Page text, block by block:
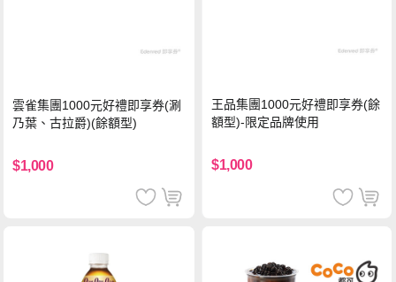
雲雀集團1000元好禮即享券(涮
乃葉、古拉爵)(餘額型)
$1,000
王品集團1000元好禮即享券(餘
額型)-限定品牌使用
$1,000